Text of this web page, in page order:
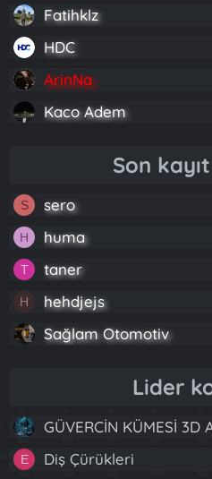
Fatihklz
HDC
ArinNa
Kaco Adem
Son
S sero
H huma
T taner
H hehdjejs
Sağlam Otomotiv
Lider
GÜVERCİN KÜMESİ 3D
E Diş Çürükleri